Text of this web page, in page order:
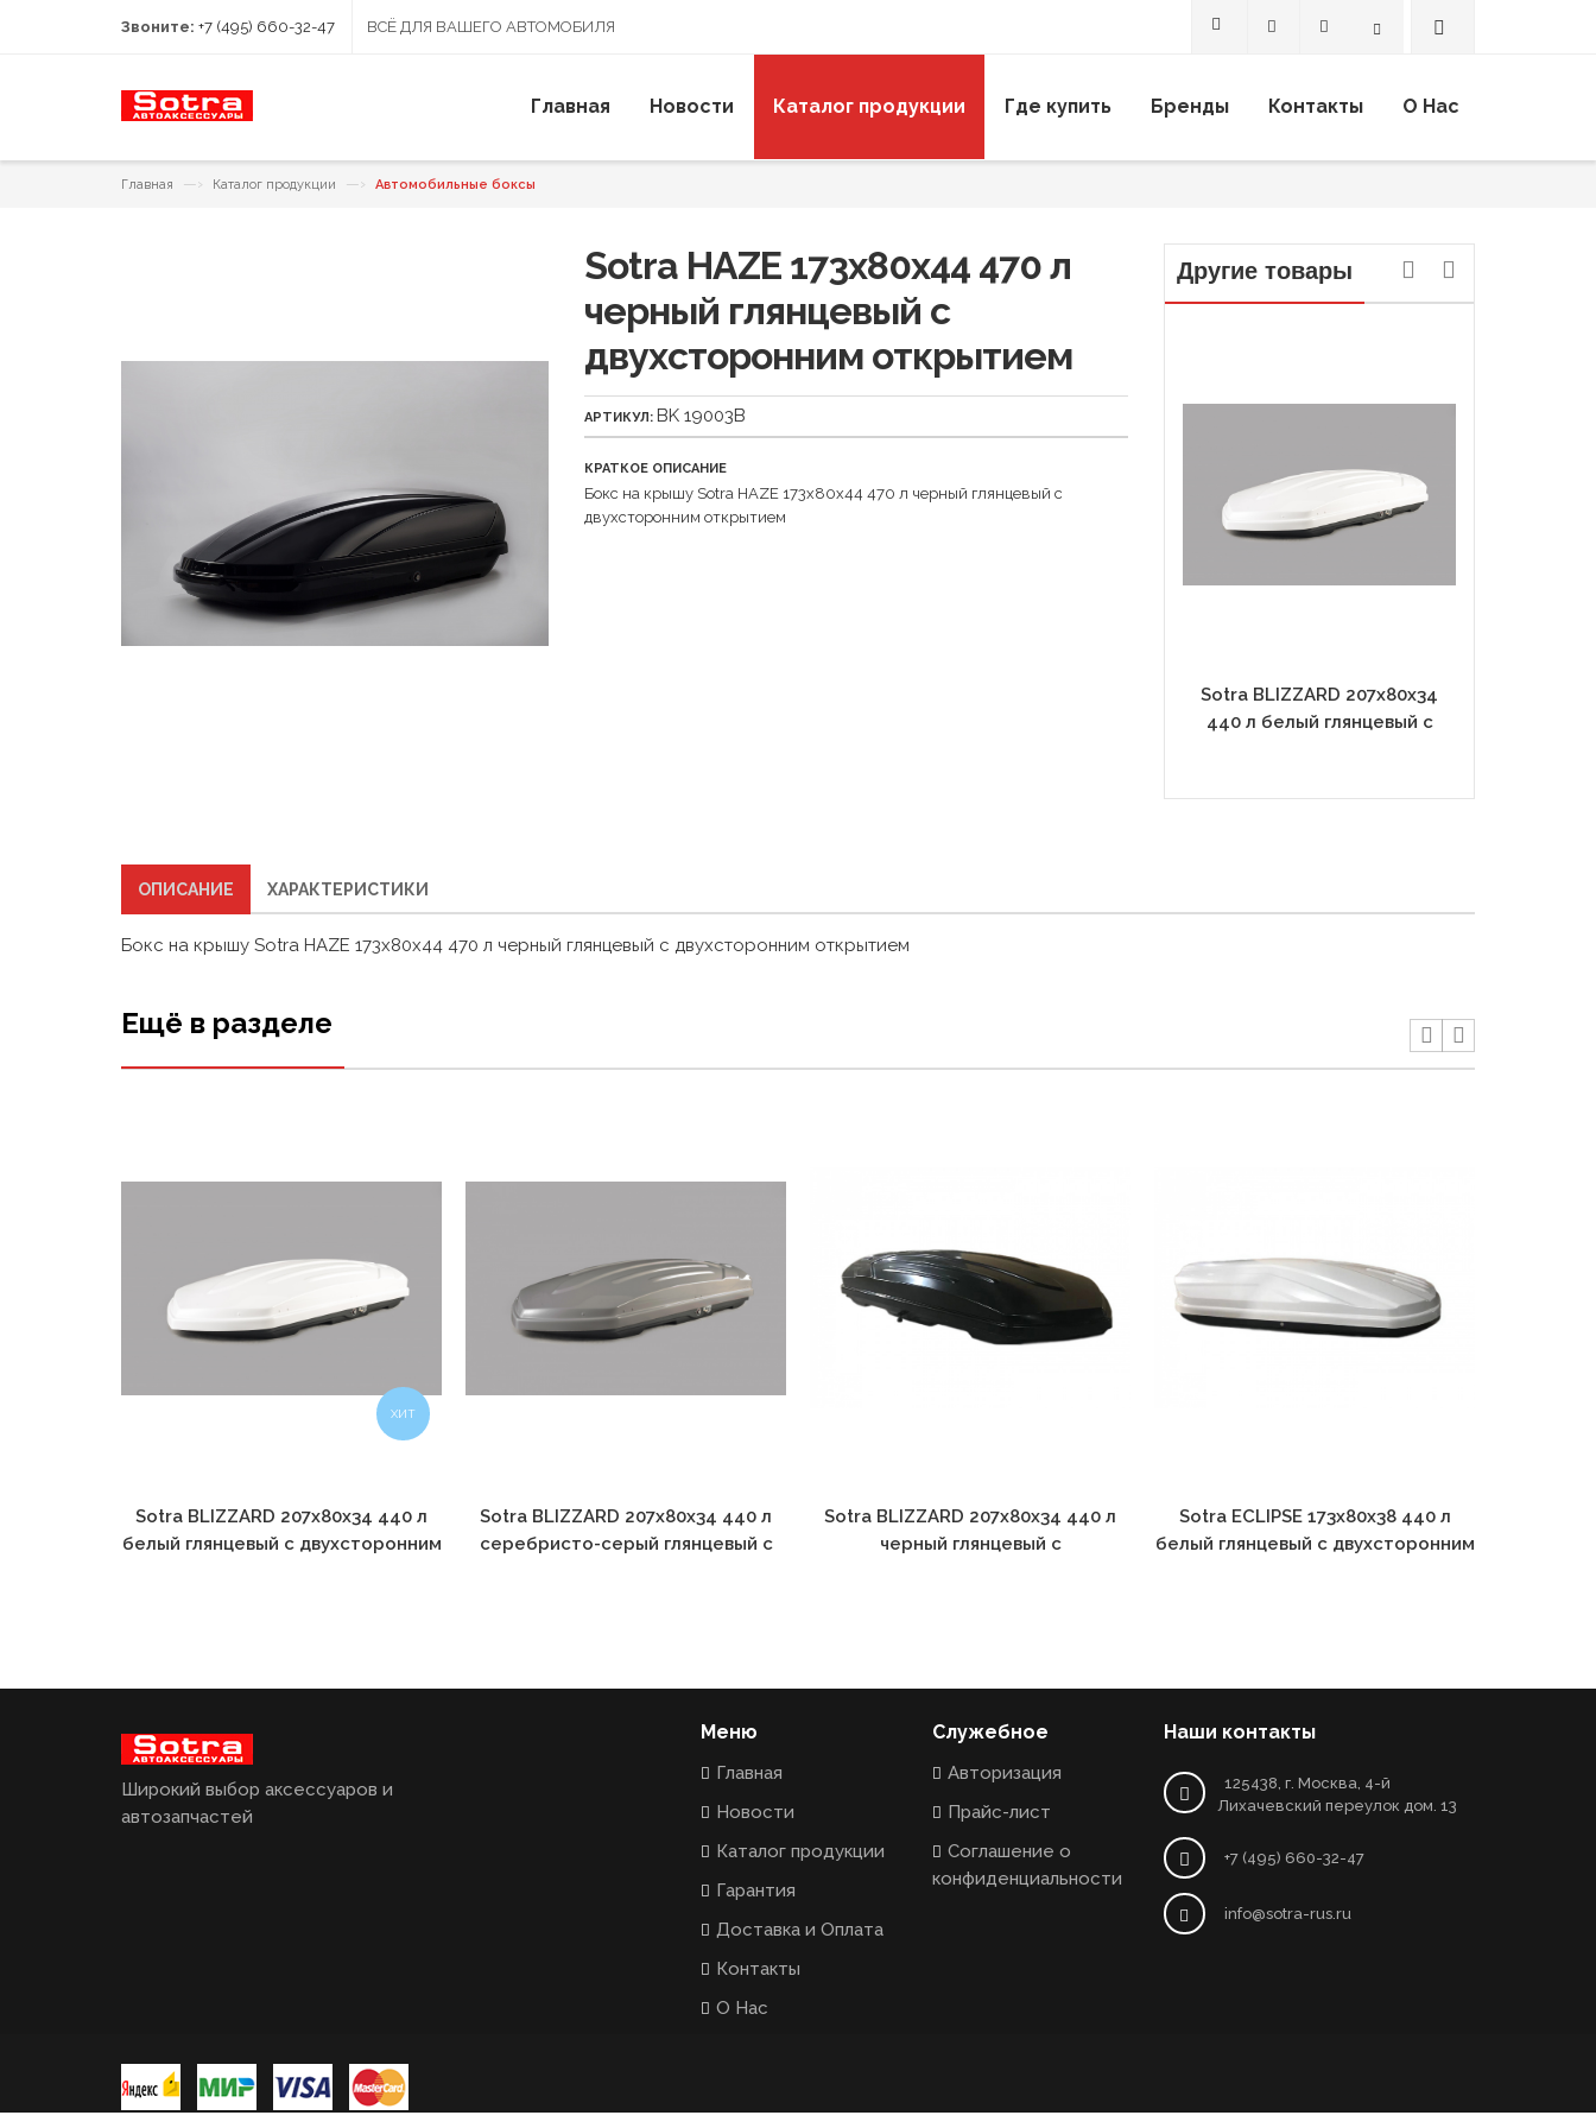
Звоните: +7 (495) 660-32-47 ВСЁ ДЛЯ ВАШЕГО АВТОМОБИЛЯ
Главная Новости Каталог продукции Где купить Бренды Контакты О Нас
Главная —› Каталог продукции —› Автомобильные боксы
Sotra HAZE 173х80х44 470 л
черный глянцевый с
двухсторонним открытием
АРТИКУЛ: BK 19003B
КРАТКОЕ ОПИСАНИЕ
Бокс на крышу Sotra HAZE 173х80х44 470 л черный глянцевый с
двухсторонним открытием
Другие товары
Sotra BLIZZARD 207х80х34
440 л белый глянцевый с
ОПИСАНИЕ ХАРАКТЕРИСТИКИ
Бокс на крышу Sotra HAZE 173х80х44 470 л черный глянцевый с двухсторонним открытием
Ещё в разделе
ХИТ
Sotra BLIZZARD 207х80х34 440 л
белый глянцевый с двухсторонним
Sotra BLIZZARD 207х80х34 440 л
серебристо-серый глянцевый с
Sotra BLIZZARD 207х80х34 440 л
черный глянцевый с
Sotra ECLIPSE 173х80х38 440 л
белый глянцевый с двухсторонним
Широкий выбор аксессуаров и
автозапчастей
Меню
Главная
Новости
Каталог продукции
Гарантия
Доставка и Оплата
Контакты
О Нас
Служебное
Авторизация
Прайс-лист
Соглашение о
конфиденциальности
Наши контакты
125438, г. Москва, 4-й
Лихачевский переулок дом. 13
+7 (495) 660-32-47
info@sotra-rus.ru